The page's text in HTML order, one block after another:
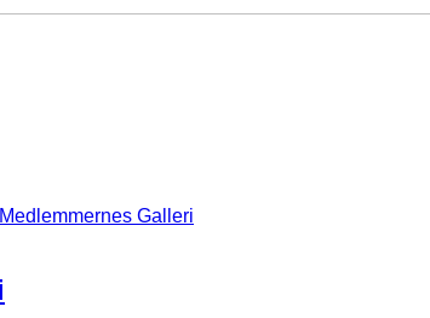
Medlemmernes Galleri